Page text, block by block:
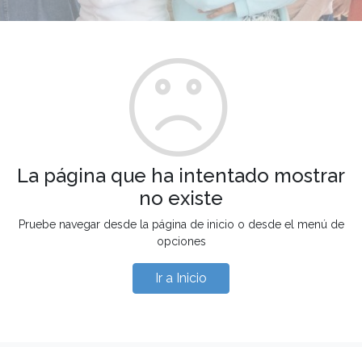
La página que ha intentado mostrar
no existe
Pruebe navegar desde la página de inicio o desde el menú de
opciones
Ir a Inicio